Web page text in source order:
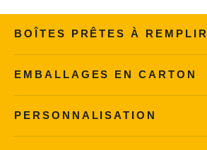
BOÎTES PRÊTES À REMPLIR
EMBALLAGES EN CARTON
PERSONNALISATION